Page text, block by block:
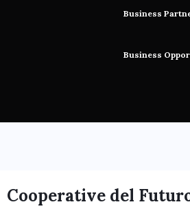
Business
Business
Cooperative del